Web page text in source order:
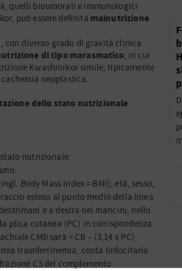
quelli bioumorali e immunologici
può essere definita malnutrizione
con diverso grado di gravità clinica
di tipo marasmatico, in cui
Kwashiorkor simile; tipicamente
neoplastica.
dello stato nutrizionale
nutrizionale:
Body Mass Index = BMI); età, sesso,
esteso al punto medio della linea
e a destra nei mancini; nello
plica cutanea (PC) in corrispondenza
CMb sarà = CB – (3,14 x PC)
trasnferrinemia, conta linfocitaria
C3 del complemento